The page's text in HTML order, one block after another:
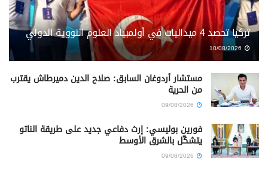
تركيا تحصد 4 ميداليات في أولمبياد العلوم النووية الدولي
مستشار أردوغان السابق: صلاح الدين دميرطاش يقترب
من الحرية
فورين بوليسي: إرث دفاعي جديد على طريقة الناتو
يتشكّل بالشرق الأوسط